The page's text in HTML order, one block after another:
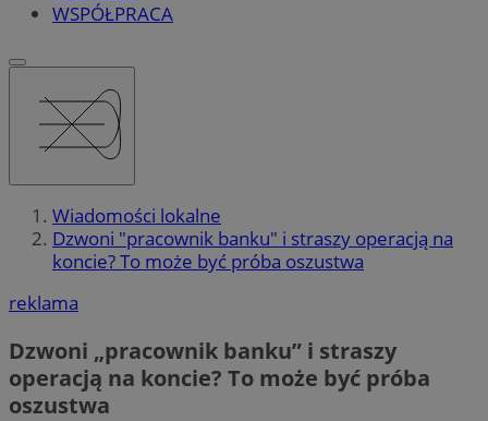
WSPÓŁPRACA
Wiadomości lokalne
Dzwoni "pracownik banku" i straszy operacją na
koncie? To może być próba oszustwa
reklama
Dzwoni „pracownik banku” i straszy
operacją na koncie? To może być próba
oszustwa